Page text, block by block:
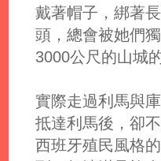
戴著帽子，綁著
頭，總會被她們
3000公尺的山城
實際走過利馬與
抵達利馬後，卻
西班牙殖民風格